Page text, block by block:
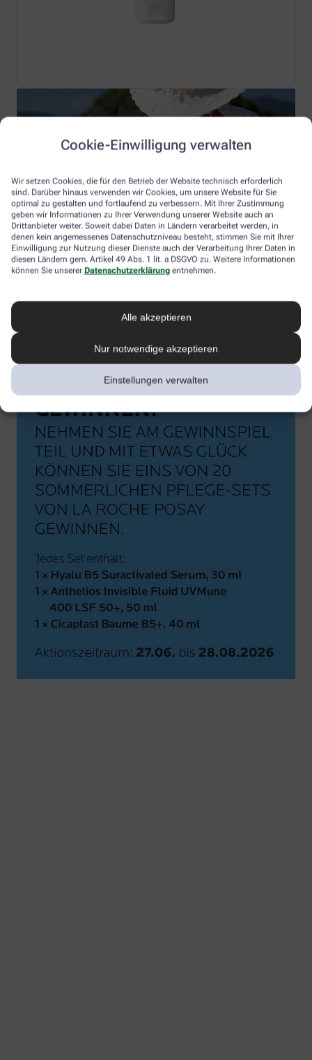
Cookie-Einwilligung verwalten
Wir setzen Cookies, die für den Betrieb der Website technisch erforderlich
sind. Darüber hinaus verwenden wir Cookies, um unsere Website für Sie
optimal zu gestalten und fortlaufend zu verbessern. Mit Ihrer Zustimmung
geben wir Informationen zu Ihrer Verwendung unserer Website auch an
Drittanbieter weiter. Soweit dabei Daten in Ländern verarbeitet werden, in
denen kein angemessenes Datenschutzniveau besteht, stimmen Sie mit Ihrer
Einwilligung zur Nutzung dieser Dienste auch der Verarbeitung Ihrer Daten in
diesen Ländern gem. Artikel 49 Abs. 1 lit. a DSGVO zu. Weitere Informationen
können Sie unserer Datenschutzerklärung entnehmen.
Alle akzeptieren
Nur notwendige akzeptieren
Einstellungen verwalten